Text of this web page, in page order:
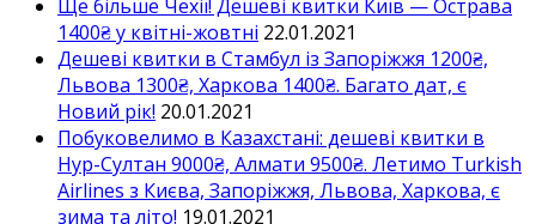
Ще більше Чехії! Дешеві квитки Київ — Острава
1400₴ у квітні-жовтні 22.01.2021
Дешеві квитки в Стамбул із Запоріжжя 1200₴,
Львова 1300₴, Харкова 1400₴. Багато дат, є
Новий рік! 20.01.2021
Побуковелимо в Казахстані: дешеві квитки в
Нур-Султан 9000₴, Алмати 9500₴. Летимо Turkish
Airlines з Києва, Запоріжжя, Львова, Харкова, є
зима та літо! 19.01.2021